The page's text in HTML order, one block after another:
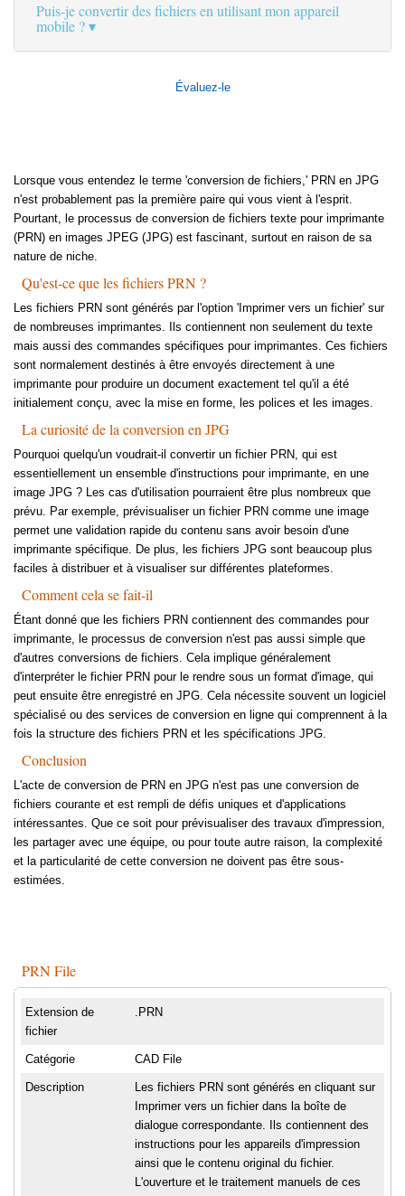
Puis-je convertir des fichiers en utilisant mon appareil
mobile ?
Évaluez-le
Lorsque vous entendez le terme 'conversion de fichiers,' PRN en JPG
n'est probablement pas la première paire qui vous vient à l'esprit.
Pourtant, le processus de conversion de fichiers texte pour imprimante
(PRN) en images JPEG (JPG) est fascinant, surtout en raison de sa
nature de niche.
Qu'est-ce que les fichiers PRN ?
Les fichiers PRN sont générés par l'option 'Imprimer vers un fichier' sur
de nombreuses imprimantes. Ils contiennent non seulement du texte
mais aussi des commandes spécifiques pour imprimantes. Ces fichiers
sont normalement destinés à être envoyés directement à une
imprimante pour produire un document exactement tel qu'il a été
initialement conçu, avec la mise en forme, les polices et les images.
La curiosité de la conversion en JPG
Pourquoi quelqu'un voudrait-il convertir un fichier PRN, qui est
essentiellement un ensemble d'instructions pour imprimante, en une
image JPG ? Les cas d'utilisation pourraient être plus nombreux que
prévu. Par exemple, prévisualiser un fichier PRN comme une image
permet une validation rapide du contenu sans avoir besoin d'une
imprimante spécifique. De plus, les fichiers JPG sont beaucoup plus
faciles à distribuer et à visualiser sur différentes plateformes.
Comment cela se fait-il
Étant donné que les fichiers PRN contiennent des commandes pour
imprimante, le processus de conversion n'est pas aussi simple que
d'autres conversions de fichiers. Cela implique généralement
d'interpréter le fichier PRN pour le rendre sous un format d'image, qui
peut ensuite être enregistré en JPG. Cela nécessite souvent un logiciel
spécialisé ou des services de conversion en ligne qui comprennent à la
fois la structure des fichiers PRN et les spécifications JPG.
Conclusion
L'acte de conversion de PRN en JPG n'est pas une conversion de
fichiers courante et est rempli de défis uniques et d'applications
intéressantes. Que ce soit pour prévisualiser des travaux d'impression,
les partager avec une équipe, ou pour toute autre raison, la complexité
et la particularité de cette conversion ne doivent pas être sous-
estimées.
PRN File
Extension de
fichier
.PRN
Catégorie CAD File
Description
Les fichiers PRN sont générés en cliquant sur
Imprimer vers un fichier dans la boîte de
dialogue correspondante. Ils contiennent des
instructions pour les appareils d'impression
ainsi que le contenu original du fichier.
L'ouverture et le traitement manuels de ces